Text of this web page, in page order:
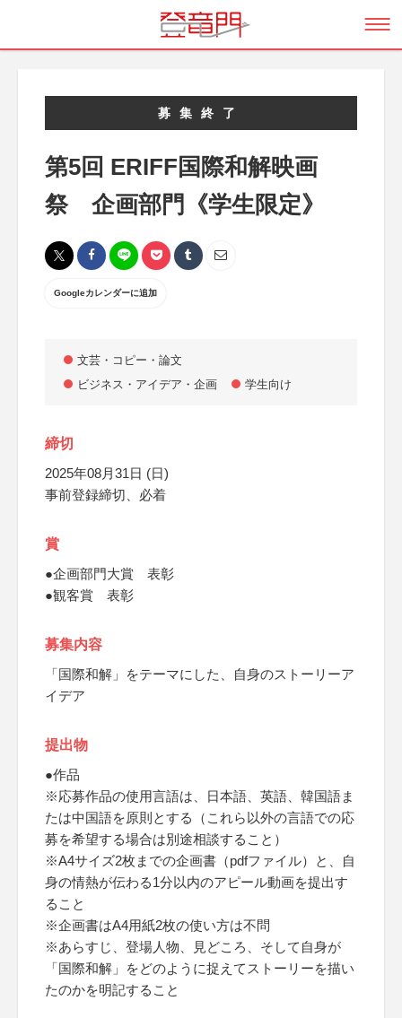
募集終了
第5回 ERIFF国際和解映画
祭 企画部門《学生限定》
Googleカレンダーに追加
文芸・コピー・論文
ビジネス・アイデア・企画
学生向け
締切
2025年08月31日 (日)
事前登録締切、必着
賞
●企画部門大賞 表彰
●観客賞 表彰
募集内容
「国際和解」をテーマにした、自身のストーリーア
イデア
提出物
●作品
※応募作品の使用言語は、日本語、英語、韓国語ま
たは中国語を原則とする（これら以外の言語での応
募を希望する場合は別途相談すること）
※A4サイズ2枚までの企画書（pdfファイル）と、自
身の情熱が伝わる1分以内のアピール動画を提出す
ること
※企画書はA4用紙2枚の使い方は不問
※あらすじ、登場人物、見どころ、そして自身が
「国際和解」をどのように捉えてストーリーを描い
たのかを明記すること